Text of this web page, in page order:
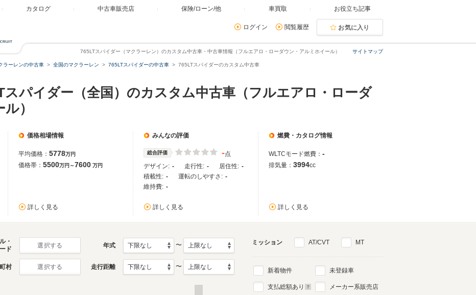
カタログ 中古車販売店 保険/ローン/他 車買取 お役立ち記事
ログイン 閲覧履歴 お気に入り
サイトマップ
765LTスパイダー（マクラーレン）のカスタム中古車・中古車情報（フルエアロ・ローダウン・アルミホイール）
ラーレンの中古車 全国のマクラーレン 765LTスパイダーの中古車 765LTスパイダーのカスタム中古車
スパイダー（全国）のカスタム中古車（フルエアロ・ローダ
）
価格相場情報
平均価格： 5778万円
価格帯： 5500万円～7600 万円
詳しく見る
みんなの評価
総合評価 -点
デザイン: - 走行性: - 居住性: -
積載性: - 運転のしやすさ: -
維持費: -
詳しく見る
燃費・カタログ情報
WLTCモード燃費： -
排気量： 3994cc
詳しく見る
・
ド
選択する 年式 〜
村 選択する 走行距離 〜
ミッション AT/CVT MT
新着物件
支払総額あり
未登録車
メーカー系販売店